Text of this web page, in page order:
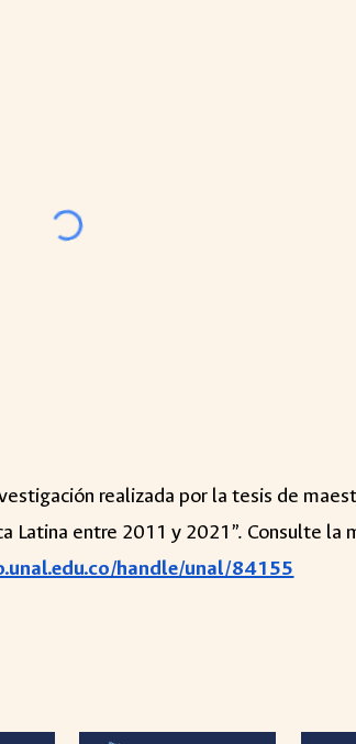
realizada por la tesis de
Latina entre 2011 y 2021”. Consulte
handle/unal/84155